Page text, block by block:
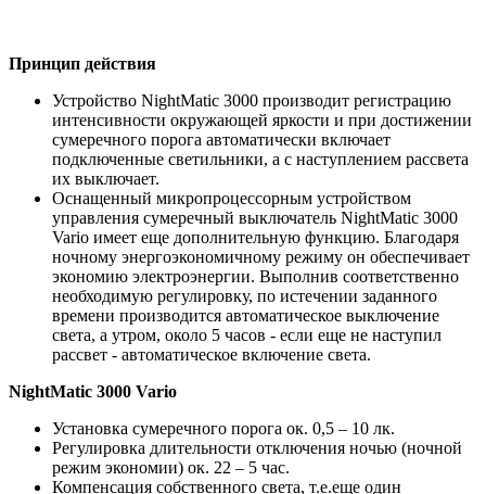
Принцип действия
Устройство NightMatic 3000 производит регистрацию
интенсивности окружающей яркости и при достижении
сумеречного порога автоматически включает
подключенные светильники, а с наступлением рассвета
их выключает.
Оснащенный микропроцессорным устройством
управления сумеречный выключатель NightMatic 3000
Vario имеет еще дополнительную функцию. Благодаря
ночному энергоэкономичному режиму он обеспечивает
экономию электроэнергии. Выполнив соответственно
необходимую регулировку, по истечении заданного
времени производится автоматическое выключение
света, а утром, около 5 часов - если еще не наступил
рассвет - автоматическое включение света.
NightMatic 3000 Vario
Установка сумеречного порога ок. 0,5 – 10 лк.
Регулировка длительности отключения ночью (ночной
режим экономии) ок. 22 – 5 час.
Компенсация собственного света, т.е.еще один